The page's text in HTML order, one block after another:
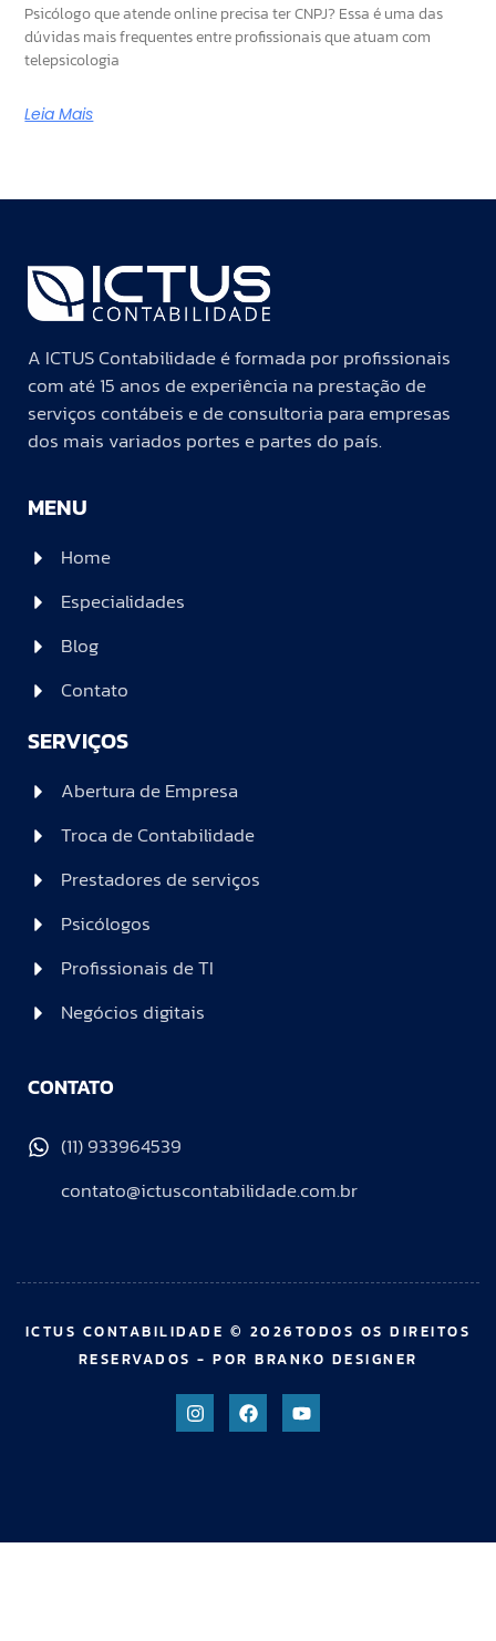
Psicólogo que atende online precisa ter CNPJ? Essa é uma das
dúvidas mais frequentes entre profissionais que atuam com
telepsicologia
Leia Mais
A ICTUS Contabilidade é formada por profissionais
com até 15 anos de experiência na prestação de
serviços contábeis e de consultoria para empresas
dos mais variados portes e partes do país.
MENU
Home
Especialidades
Blog
Contato
SERVIÇOS
Abertura de Empresa
Troca de Contabilidade
Prestadores de serviços
Psicólogos
Profissionais de TI
Negócios digitais
CONTATO
(11) 933964539
contato@ictuscontabilidade.com.br
ICTUS CONTABILIDADE © 2026TODOS OS DIREITOS
RESERVADOS - POR BRANKO DESIGNER